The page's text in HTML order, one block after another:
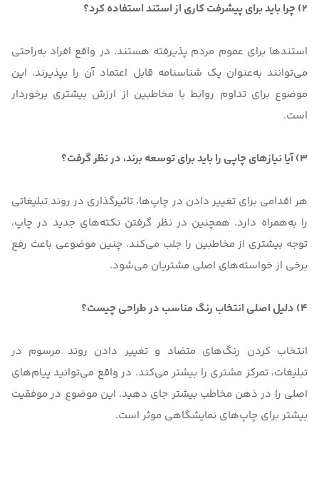
2) چرا باید برای پیشرفت کاری از استند استفاده کرد؟
استندها برای عموم مردم پذیرفته هستند. در واقع افراد به‌راحتی
می‌توانند به‌عنوان یک شناسنامه قابل اعتماد آن را بپذیرند. این
موضوع برای تداوم روابط با مخاطبین از ارزش بیشتری برخوردار
است.
3) آیا نیازهای چاپی را باید برای توسعه برند، در نظر گرفت؟
هر اقدامی برای تغییر دادن در چاپ‌‌ها، تاثیرگذاری در روند تبلیغاتی
را به‌همراه دارد. همچنین در نظر گرفتن نکته‌های جدید در چاپ،
توجه بیشتری از مخاطبین را جلب می‌کند. چنین موضوعی باعث رفع
برخی از خواسته‌‌های اصلی مشتریان می‌شود.
4) دلیل اصلی انتخاب رنگ مناسب در طراحی چیست؟
انتخاب کردن رنگ‌های متضاد و تغییر دادن روند مرسوم در
تبلیغات، تمرکز مشتری را بیشتر می‌کند. در واقع می‌توانید پیام‌های
اصلی را در ذهن مخاطب بیشتر جای دهید. این موضوع در موفقیت
بیشتر برای چاپ‌های نمایشگاهی موثر است.